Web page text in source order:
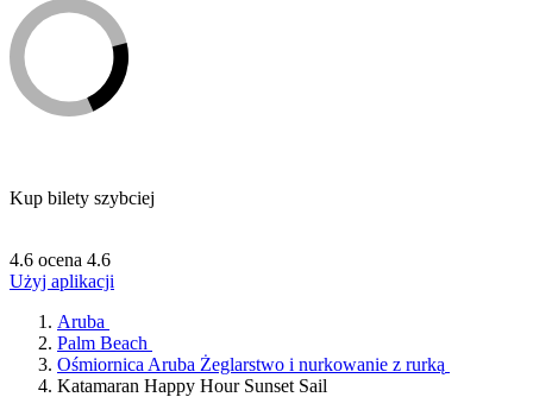
Kup bilety szybciej
4.6 ocena 4.6
Użyj aplikacji
Aruba
Palm Beach
Ośmiornica Aruba Żeglarstwo i nurkowanie z rurką
Katamaran Happy Hour Sunset Sail